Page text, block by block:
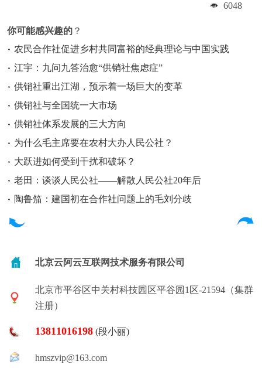
6048
你可能感兴趣的 ？
农民合作社促进乡村共同富裕的经典理论与中国实践
江宇：九问九答治愈“供销社焦虑症”
供销社重出江湖，预示着一场巨大的变革
供销社与全国统一大市场
供销社体系发展的三大方向
为什么毛主席要在农村大办人民公社？
大跃进如何受到干扰和破坏？
老田：谈谈人民公社——解散人民公社20年后
陶鲁笳：建国初在合作社问题上的毛刘分歧
北京云阿云互联网技术服务有限公司
北京市平谷区中关村科技园区平谷园1区-21594（集群
注册）
13811016198 (段小丽)
hmszvip@163.com